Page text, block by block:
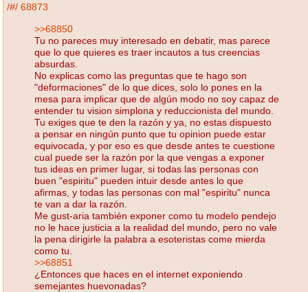
/#/ 68873
>>68850
Tu no pareces muy interesado en debatir, mas parece
que lo que quieres es traer incautos a tus creencias
absurdas.
No explicas como las preguntas que te hago son
"deformaciones" de lo que dices, solo lo pones en la
mesa para implicar que de algún modo no soy capaz de
entender tu vision simplona y reduccionista del mundo.
Tu exiges que te den la razón y ya, no estas dispuesto
a pensar en ningún punto que tu opinion puede estar
equivocada, y por eso es que desde antes te cuestione
cual puede ser la razón por la que vengas a exponer
tus ideas en primer lugar, si todas las personas con
buen "espiritu" pueden intuir desde antes lo que
afirmas, y todas las personas con mal "espiritu" nunca
te van a dar la razón.
Me gust-aria también exponer como tu modelo pendejo
no le hace justicia a la realidad del mundo, pero no vale
la pena dirigirle la palabra a esoteristas come mierda
como tu.
>>68851
¿Entonces que haces en el internet exponiendo
semejantes huevonadas?